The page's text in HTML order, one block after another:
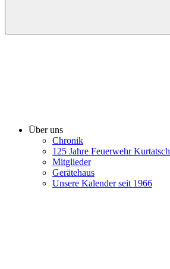
Über uns
Chronik
125 Jahre Feuerwehr Kurtatsch
Mitglieder
Gerätehaus
Unsere Kalender seit 1966